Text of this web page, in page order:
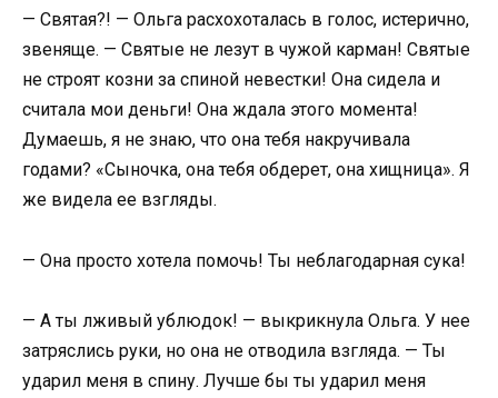
— Святая?! — Ольга расхохоталась в голос, истерично,
звеняще. — Святые не лезут в чужой карман! Святые
не строят козни за спиной невестки! Она сидела и
считала мои деньги! Она ждала этого момента!
Думаешь, я не знаю, что она тебя накручивала
годами? «Сыночка, она тебя обдерет, она хищница». Я
же видела ее взгляды.
— Она просто хотела помочь! Ты неблагодарная сука!
— А ты лживый ублюдок! — выкрикнула Ольга. У нее
затряслись руки, но она не отводила взгляда. — Ты
ударил меня в спину. Лучше бы ты ударил меня